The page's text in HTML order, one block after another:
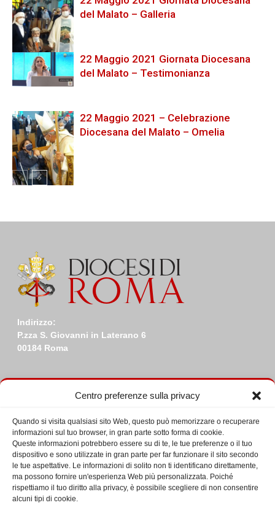
Centro preferenze sulla privacy
Quando si visita qualsiasi sito Web, questo può memorizzare o recuperare
informazioni sul tuo browser, in gran parte sotto forma di cookie.
Queste informazioni potrebbero essere su di te, le tue preferenze o il tuo
dispositivo e sono utilizzate in gran parte per far funzionare il sito secondo
le tue aspettative. Le informazioni di solito non ti identificano direttamente,
ma possono fornire un'esperienza Web più personalizzata. Poiché
rispettiamo il tuo diritto alla privacy, è possibile scegliere di non consentire
alcuni tipi di cookie.
del Malato – Galleria
22 Maggio 2021 Giornata Diocesana
del Malato – Testimonianza
22 Maggio 2021 – Celebrazione
Diocesana del Malato – Omelia
Indirizzo:
P.zza S. Giovanni in Laterano 6
00184 Roma
Ultime da Facebook